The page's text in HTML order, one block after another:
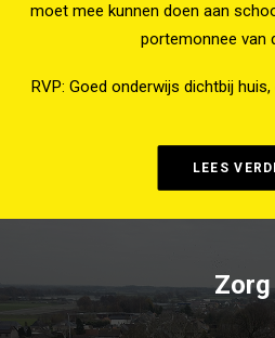
moet mee kunnen doen aan
portemonnee van
RVP: Goed onderwijs dichtbij
LEES
Zorg